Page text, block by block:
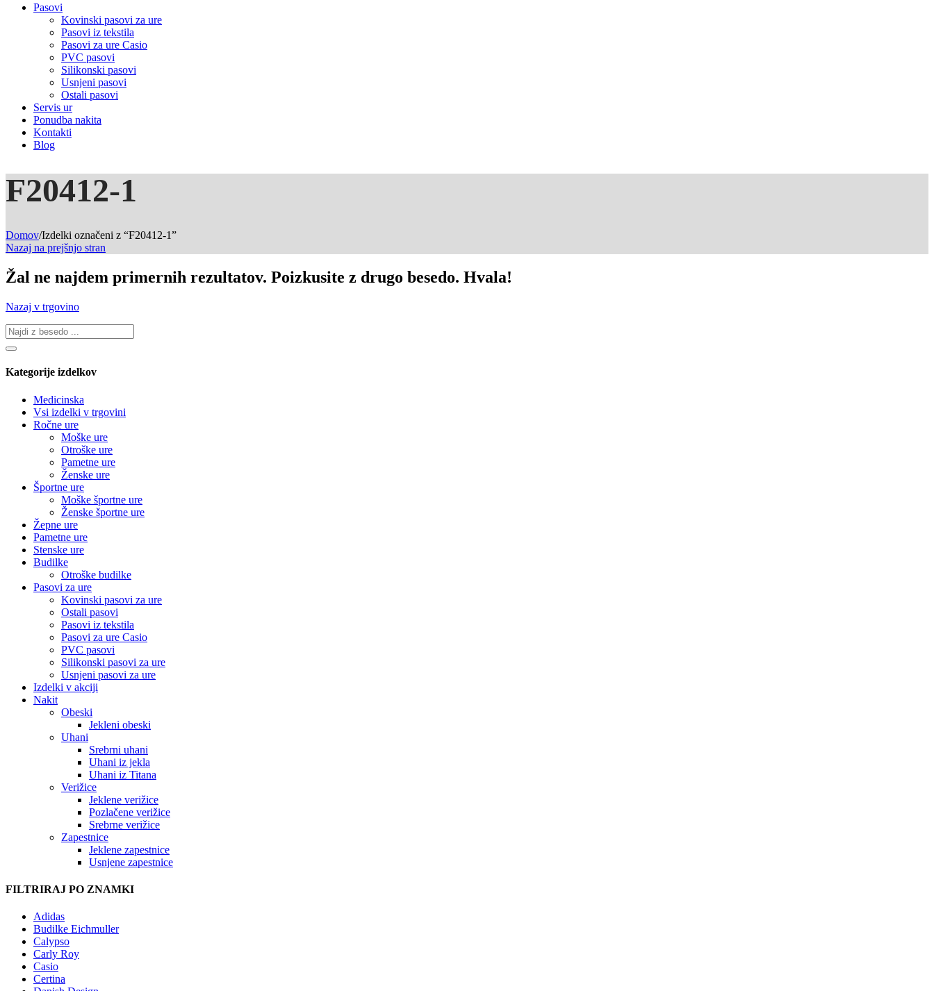
Pasovi
Kovinski pasovi za ure
Pasovi iz tekstila
Pasovi za ure Casio
PVC pasovi
Silikonski pasovi
Usnjeni pasovi
Ostali pasovi
Servis ur
Ponudba nakita
Kontakti
Blog
F20412-1
Domov/Izdelki označeni z “F20412-1”
Nazaj na prejšnjo stran
Žal ne najdem primernih rezultatov. Poizkusite z drugo besedo. Hvala!
Nazaj v trgovino
Kategorije izdelkov
Medicinska
Vsi izdelki v trgovini
Ročne ure
Moške ure
Otroške ure
Pametne ure
Ženske ure
Športne ure
Moške športne ure
Ženske športne ure
Žepne ure
Pametne ure
Stenske ure
Budilke
Otroške budilke
Pasovi za ure
Kovinski pasovi za ure
Ostali pasovi
Pasovi iz tekstila
Pasovi za ure Casio
PVC pasovi
Silikonski pasovi za ure
Usnjeni pasovi za ure
Izdelki v akciji
Nakit
Obeski
Jekleni obeski
Uhani
Srebrni uhani
Uhani iz jekla
Uhani iz Titana
Verižice
Jeklene verižice
Pozlačene verižice
Srebrne verižice
Zapestnice
Jeklene zapestnice
Usnjene zapestnice
FILTRIRAJ PO ZNAMKI
Adidas
Budilke Eichmuller
Calypso
Carly Roy
Casio
Certina